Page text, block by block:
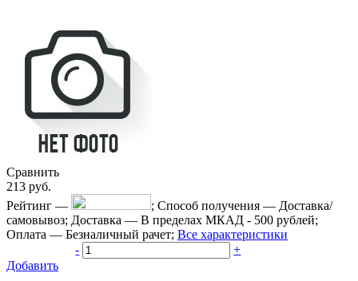
Сравнить
213 руб.
Рейтинг — ; Способ получения — Доставка/
самовывоз; Доставка — В пределах МКАД - 500 рублей;
Оплата — Безналичный рачет; Все характеристики
-
+
Добавить